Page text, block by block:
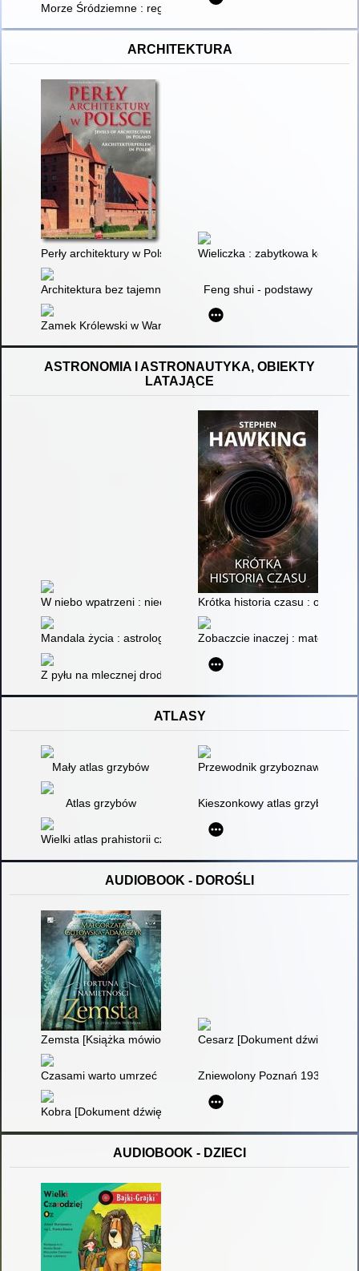
Morze Śródziemne : region i jego dzieje
ARCHITEKTURA
Perły architektury w Polsce = Jewels of architecture in Poland
Wieliczka : zabytkowa kopalnia
Architektura bez tajemnic Feng shui - podstawy
Zamek Królewski w Warszawie
ASTRONOMIA I ASTRONAUTYKA, OBIEKTY
LATAJĄCE
W niebo wpatrzeni : nieoficjalna historia astronomii od
Krótka historia czasu : od
Mandala życia : astrologia - mity i rzeczywistość. T. 2
Zobaczcie inaczej :
Z pyłu na mlecznej drodze
ATLASY
Mały atlas grzybów Przewodnik grzyboznawczy
Atlas grzybów Kieszonkowy atlas grzybów.
Wielki atlas prahistorii człowieka
AUDIOBOOK - DOROŚLI
Zemsta [Książka mówiona] Cesarz [Dokument dźwiękowy]
Czasami warto umrzeć [dokument dźwiękowy]Zniewolony Poznań 1939-1945
Kobra [Dokument dźwiękowy]
AUDIOBOOK - DZIECI